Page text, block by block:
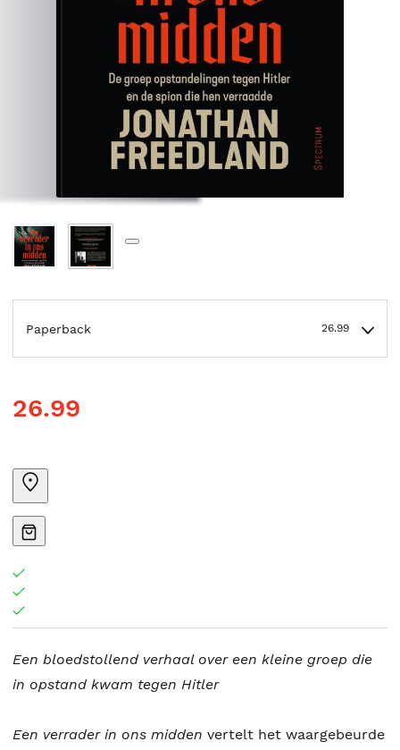
Paperback 26.99
26.99
Een bloedstollend verhaal over een kleine groep die
in opstand kwam tegen Hitler
Een verrader in ons midden vertelt het waargebeurde